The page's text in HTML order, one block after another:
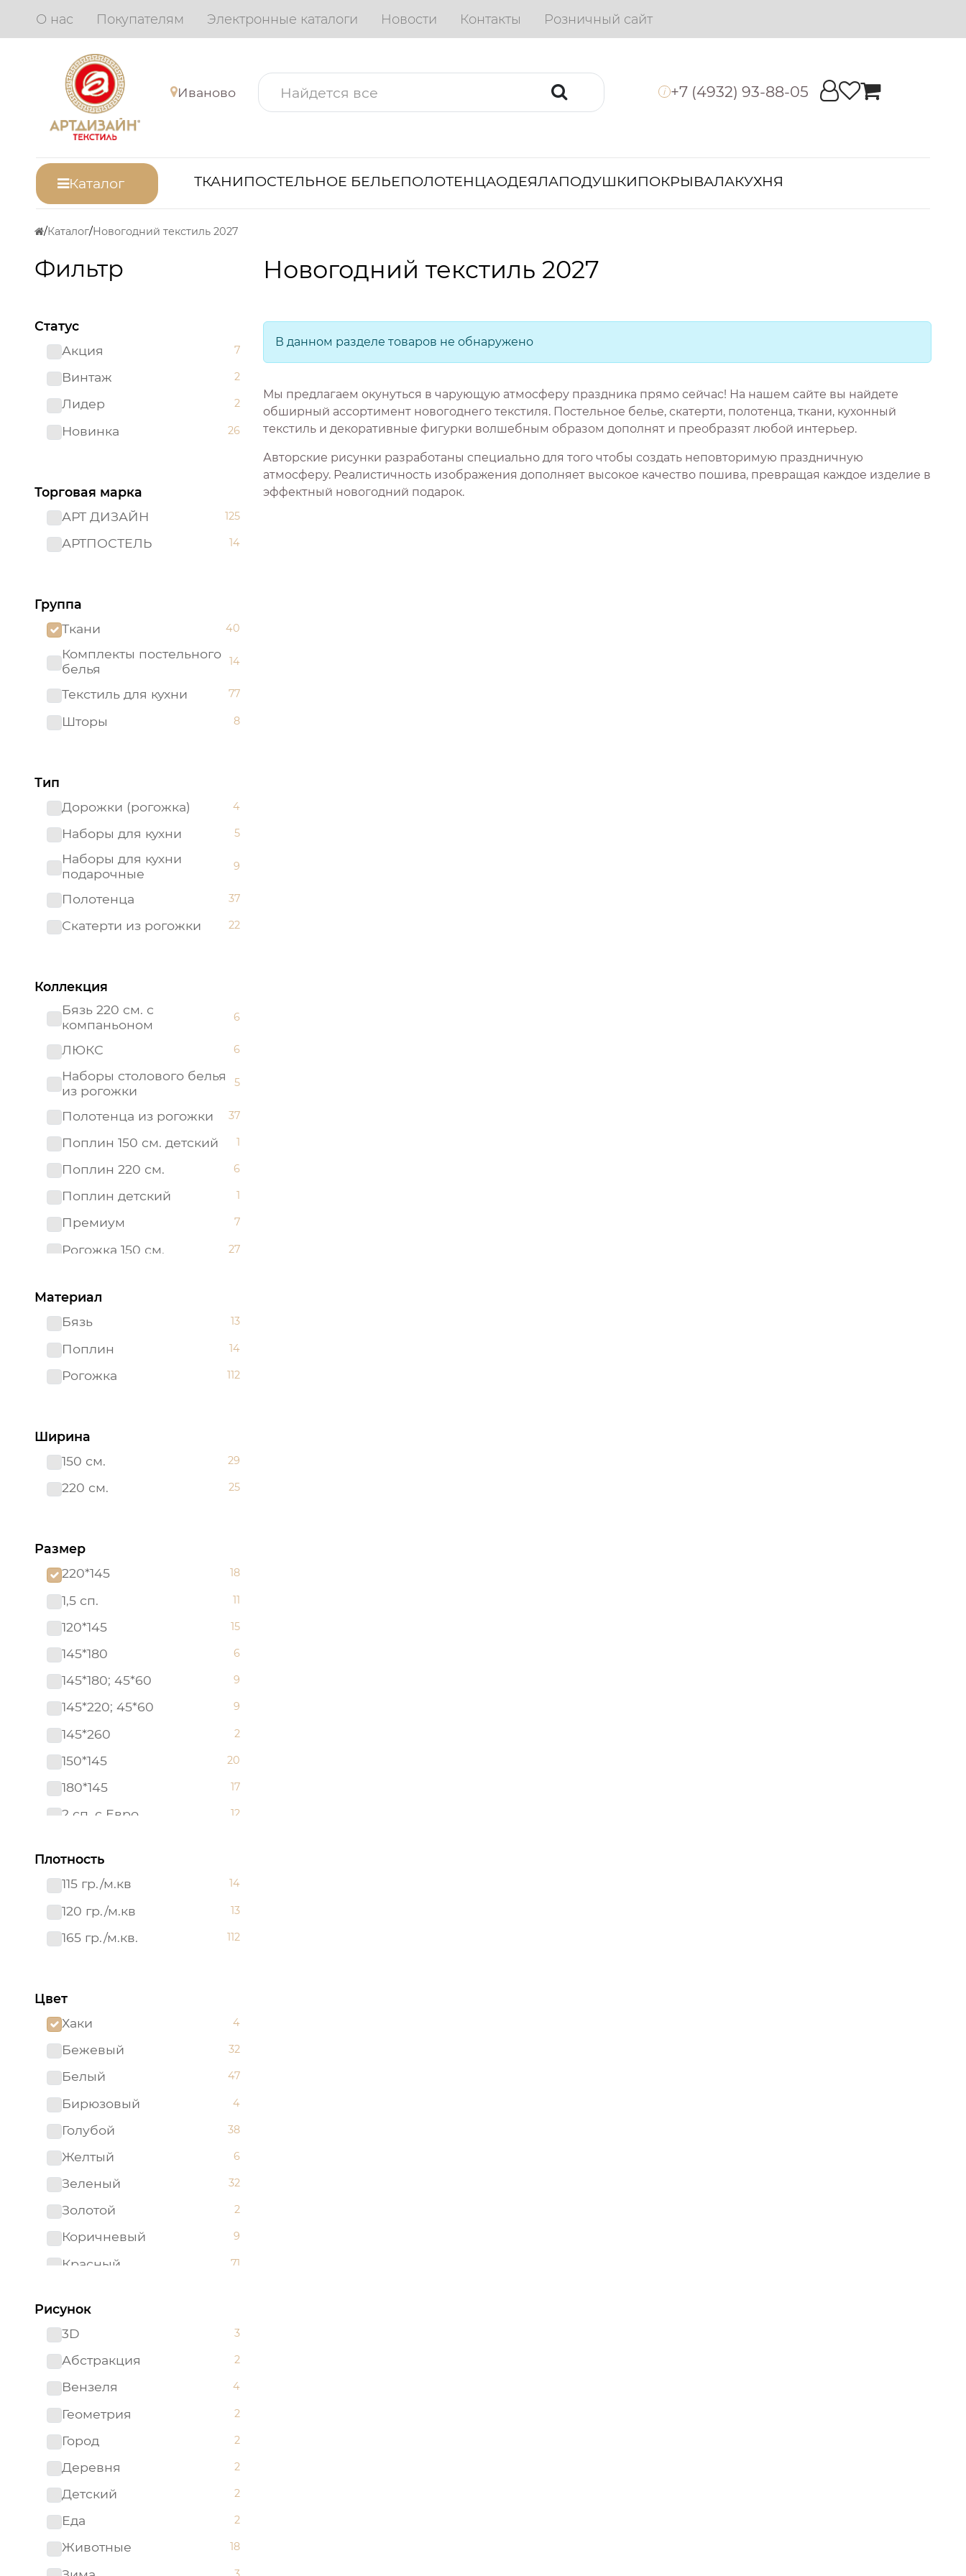
О нас Покупателям Электронные каталоги Новости Контакты Розничный сайт
Иваново i +7 (4932) 93-88-05
Каталог ТКАНИПОСТЕЛЬНОЕ БЕЛЬЕПОЛОТЕНЦАОДЕЯЛАПОДУШКИПОКРЫВАЛАКУХНЯ
Каталог Новогодний текстиль 2027
Фильтр
Статус
Акция
7
Винтаж 2
Лидер 2
Новинка 26
Торговая марка
АРТ ДИЗАЙН
125
АРТПОСТЕЛЬ 14
Группа
Ткани
40
Комплекты постельного
белья
14
Текстиль для кухни 77
Шторы 8
Тип
Дорожки (рогожка)
4
Наборы для кухни 5
Наборы для кухни
подарочные
9
Полотенца 37
Скатерти из рогожки 22
Коллекция
Бязь 220 см. с
компаньоном
6
ЛЮКС 6
Наборы столового белья
из рогожки
5
Полотенца из рогожки 37
Поплин 150 см. детский 1
Поплин 220 см. 6
Поплин детский 1
Премиум 7
Рогожка 150 см. 27
Шторы "АРТ ДИЗАЙН"
для гостиной
для кухни
6
Материал
Бязь
13
Поплин 14
Рогожка 112
Ширина
150 см.
29
220 см. 25
Размер
220*145
18
1,5 сп. 11
120*145 15
145*180 6
145*180; 45*60 9
145*220; 45*60 9
145*260 2
150*145 20
180*145 17
2 сп. с Евро 12
260*145
45*60
50*145
50х70
Семейный
Плотность
115 гр./м.кв
14
120 гр./м.кв 13
165 гр./м.кв. 112
Цвет
Хаки
4
Бежевый 32
Белый 47
Бирюзовый 4
Голубой 38
Желтый 6
Зеленый 32
Золотой 2
Коричневый 9
Красный 71
Разноцветный
Розовый
Светло-бирюзовый
Серый
Синий
Темно-синий
Фиолетовый
Черный
Рисунок
3D
3
Абстракция 2
Вензеля 4
Геометрия 2
Город 2
Деревня 2
Детский 2
Еда 2
Животные 18
Новогодний текстиль 2027
В данном разделе товаров не обнаружено
Мы предлагаем окунуться в чарующую атмосферу праздника прямо сейчас! На нашем сайте вы найдете
обширный ассортимент новогоднего текстиля. Постельное белье, скатерти, полотенца, ткани, кухонный
текстиль и декоративные фигурки волшебным образом дополнят и преобразят любой интерьер.
Авторские рисунки разработаны специально для того чтобы создать неповторимую праздничную
атмосферу. Реалистичность изображения дополняет высокое качество пошива, превращая каждое изделие в
эффектный новогодний подарок.